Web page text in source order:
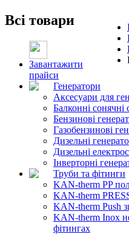
Всі товари
Завантажити
прайси
Генератори
Аксесуари для
Балконні сонячні
Бензинові
Газобензинові
Дизельні
Дизельні
Інверторні
Труби та фітинги
KAN-therm PP
KAN-therm
KAN-therm Push
KAN-therm Inox
фітингах